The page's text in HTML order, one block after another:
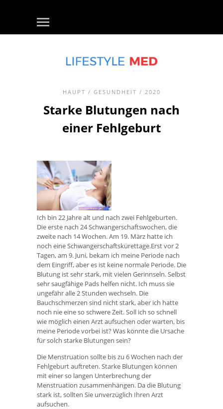
HAUPT / GESUNDHEIT / 2020
Starke Blutungen nach
einer Fehlgeburt
Ich bin 22 Jahre alt und nach zwei Fehlgeburten.
Die erste nach 24 Schwangerschaftswochen, die
zweite nach 14 Wochen. Am 19. März hatte ich
noch eine Schwangerschaftskürettage.Erst vor 2
Tagen, am 9. Juni, bekam ich meine Periode nach
dem Eingriff, aber es ist keine normale Periode. Die
Blutung ist sehr stark, mit vielen Gerinnseln. Selbst
sehr saugfähige Pads helfen nicht. Ich muss sie
ungefähr alle 2 Stunden wechseln. Die
Bauchschmerzen sind nicht stark, aber ich hatte
noch nie eine so schwere Zeit. Soll ich so schnell
wie möglich einen Arzt aufsuchen oder warten, bis
meine Periode vorbei ist? Was könnte die Ursache
für solch starke Blutungen sein?
Die Menstruation sollte bis zu 6 Wochen nach der
Fehlgeburt auftreten. Starke Blutungen können
mit einer so langen Unterbrechung der
Menstruation zusammenhängen. Da die Blutung
stark ist, sollten Sie unverzüglich Ihren Arzt
aufsuchen.